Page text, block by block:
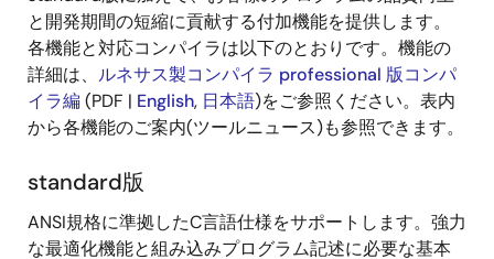
と開発期間の短縮に貢献する付加機能を提供します。
各機能と対応コンパイラは以下のとおりです。機能の
詳細は、 ルネサス製コンパイラ professional 版コンパ
イラ編(PDF | English, 日本語)をご参照ください。表内
から各機能のご案内(ツールニュース)も参照できます。
standard版
ANSI規格に準拠したC言語仕様をサポートします。強力
な最適化機能と組み込みプログラム記述に必要な基本